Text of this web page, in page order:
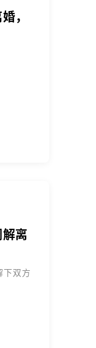
，
离
下双方